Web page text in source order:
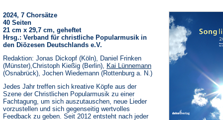
2024, 7 Chorsätze
40 Seiten
21 cm x 29,7 cm, geheftet
Hrsg.: Verband für christliche Popularmusik in
den Diözesen Deutschlands e.V.
Redaktion: Jonas Dickopf (Köln), Daniel Frinken
(Münster),Christoph Kießig (Berlin), Kai Lünnemann
(Osnabrück), Jochen Wiedemann (Rottenburg a. N.)
Jedes Jahr treffen sich kreative Köpfe aus der
Szene der Christlichen Popularmusik zu einer
Fachtagung, um sich auszutauschen, neue Lieder
vorzustellen und sich gegenseitig wertvolles
Feedback zu geben. Seit 2012 entsteht nach jeder